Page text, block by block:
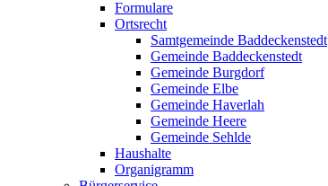
Formulare
Ortsrecht
Samtgemeinde Baddeckenstedt
Gemeinde Baddeckenstedt
Gemeinde Burgdorf
Gemeinde Elbe
Gemeinde Haverlah
Gemeinde Heere
Gemeinde Sehlde
Haushalte
Organigramm